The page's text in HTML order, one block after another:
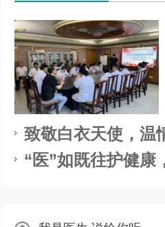
致敬白衣天使，
“医”如既往护健康